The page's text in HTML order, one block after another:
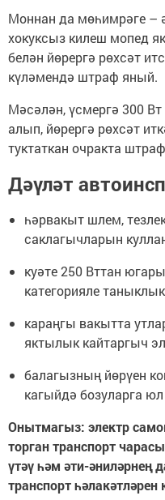
Моннан да мөһимрәге –
хокуксыз килеш мопед
белән йөрергә рөхсәт
күләмендә штраф яный.
Мәсәлән, үсмергә 300
алып, йөрергә рөхсәт
туктаткан очракта
Дәүләт
һәрвакыт шлем,
саклагычларын
куәте 250 Вттан
категорияле
караңгы вакытта
яктылык кайтаргыч
балагызның йөрүен
кагыйдә бозуларга
Онытмагыз: электр
торган транспорт
үтәү һәм әти-әниләрнең
транспорт һәлакәтләрен